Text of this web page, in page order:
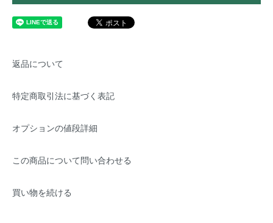
返品について
特定商取引法に基づく表記
オプションの値段詳細
この商品について問い合わせる
買い物を続ける